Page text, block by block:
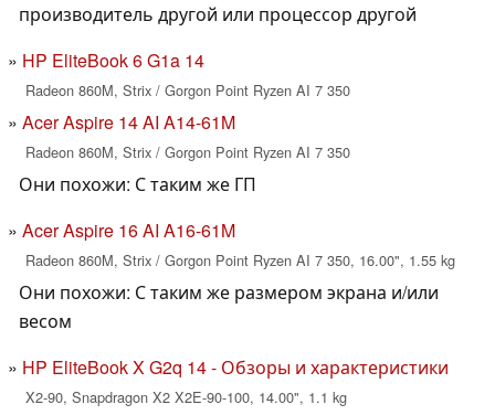
производитель другой или процессор другой
HP EliteBook 6 G1a 14
Radeon 860M, Strix / Gorgon Point Ryzen AI 7 350
Acer Aspire 14 AI A14-61M
Radeon 860M, Strix / Gorgon Point Ryzen AI 7 350
Они похожи: С таким же ГП
Acer Aspire 16 AI A16-61M
Radeon 860M, Strix / Gorgon Point Ryzen AI 7 350, 16.00", 1.55 kg
Они похожи: С таким же размером экрана и/или
весом
HP EliteBook X G2q 14 - Обзоры и характеристики
X2-90, Snapdragon X2 X2E-90-100, 14.00", 1.1 kg